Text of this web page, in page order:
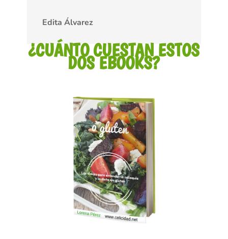
Edita Álvarez
¿CUÁNTO CUESTAN ESTOS
DOS EBOOKS?